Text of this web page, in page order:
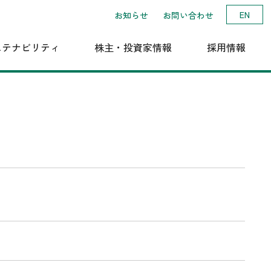
ナビリティ 株主・投資家情報 採用情報
お知らせ お問い合わせ EN